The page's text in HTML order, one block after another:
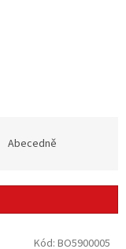
Abecedně
Kód: BO5900005